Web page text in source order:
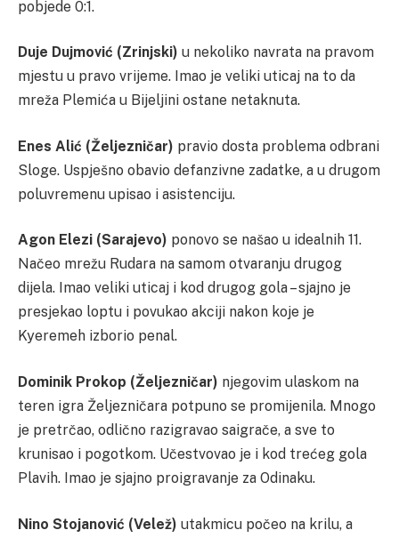
pobjede 0:1.
Duje Dujmović (Zrinjski) u nekoliko navrata na pravom
mjestu u pravo vrijeme. Imao je veliki uticaj na to da
mreža Plemića u Bijeljini ostane netaknuta.
Enes Alić (Željezničar) pravio dosta problema odbrani
Sloge. Uspješno obavio defanzivne zadatke, a u drugom
poluvremenu upisao i asistenciju.
Agon Elezi (Sarajevo) ponovo se našao u idealnih 11.
Načeo mrežu Rudara na samom otvaranju drugog
dijela. Imao veliki uticaj i kod drugog gola – sjajno je
presjekao loptu i povukao akciji nakon koje je
Kyeremeh izborio penal.
Dominik Prokop (Željezničar) njegovim ulaskom na
teren igra Željezničara potpuno se promijenila. Mnogo
je pretrčao, odlično razigravao saigrače, a sve to
krunisao i pogotkom. Učestvovao je i kod trećeg gola
Plavih. Imao je sjajno proigravanje za Odinaku.
Nino Stojanović (Velež) utakmicu počeo na krilu, a